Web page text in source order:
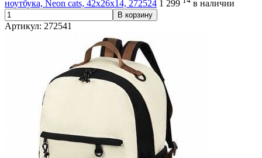
ноутбука, Neon cats, 42х26х14, 272524 1 299 в наличии
В корзину
Артикул: 272541